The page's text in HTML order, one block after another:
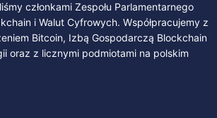
członkami Zespołu Parlamentarnego
i Walut Cyfrowych. Współpracujemy z
Bitcoin, Izbą Gospodarczą Blockchain
oraz z licznymi podmiotami na polskim